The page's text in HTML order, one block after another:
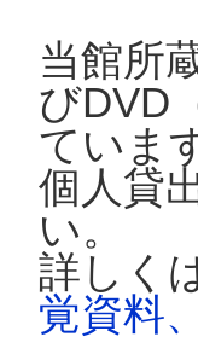
当館所
びDVD
ていま
個人貸
い。
詳しく
覚資料